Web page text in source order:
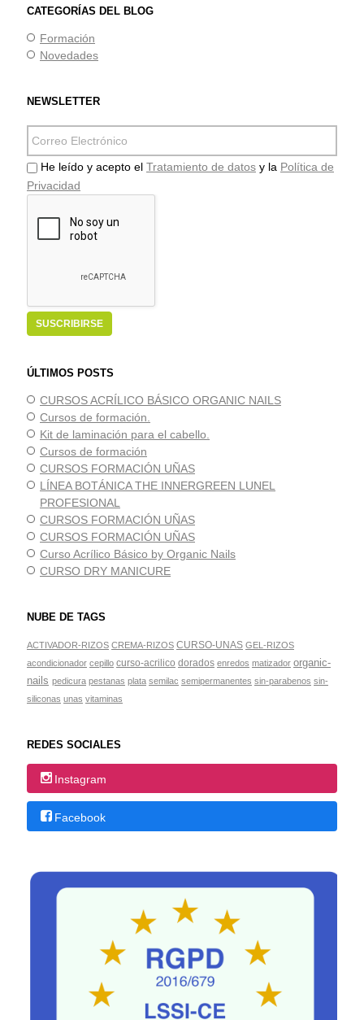
CATEGORÍAS DEL BLOG
Formación
Novedades
NEWSLETTER
He leído y acepto el Tratamiento de datos y la Política de
Privacidad
ÚLTIMOS POSTS
CURSOS ACRÍLICO BÁSICO ORGANIC NAILS
Cursos de formación.
Kit de laminación para el cabello.
Cursos de formación
CURSOS FORMACIÓN UÑAS
LÍNEA BOTÁNICA THE INNERGREEN LUNEL
PROFESIONAL
CURSOS FORMACIÓN UÑAS
CURSOS FORMACIÓN UÑAS
Curso Acrílico Básico by Organic Nails
CURSO DRY MANICURE
NUBE DE TAGS
ACTIVADOR-RIZOS CREMA-RIZOS CURSO-UNAS GEL-RIZOS
acondicionador cepillo curso-acrilico dorados enredos matizador organic-
nails pedicura pestanas plata semilac semipermanentes sin-parabenos sin-
siliconas unas vitaminas
REDES SOCIALES
Instagram
Facebook